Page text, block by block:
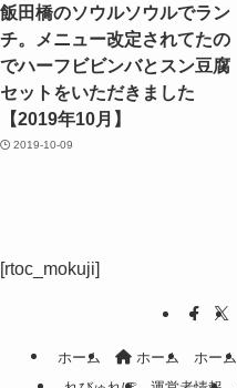
飯田橋のソウルソウルでラン
チ。メニュー改定されてたの
でハーフビビンバとスン豆腐
セットをいただきました
【2019年10月】
2019-10-09
[rtoc_mokuji]
ホーム ホーム ホーム